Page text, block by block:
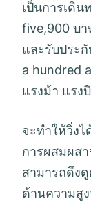
เป็นการเดิ
five,900 บ
และรับประ
a hundred
แรงม้า แรง
จะทำให้วิ่ง
การผสมผส
สามารถดึง
ด้านความสู